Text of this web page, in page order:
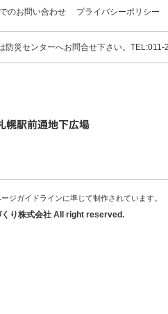
のお問い合わせ プライバシーポリシー
防災センターへお問合せ下さい。
ジガイドラインに準じて制作されています。
り株式会社 All right reserved.